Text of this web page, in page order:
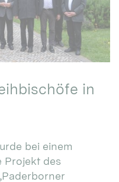
in
bei einem
Projekt des